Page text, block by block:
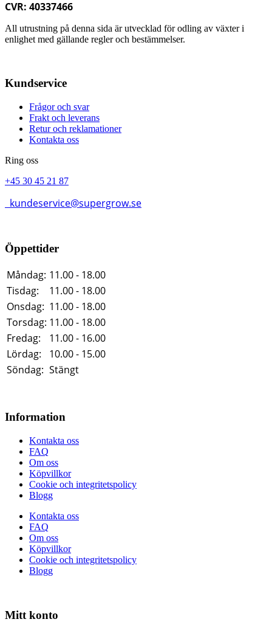
CVR: 40337466
All utrustning på denna sida är utvecklad för odling av växter i
enlighet med gällande regler och bestämmelser.
Kundservice
Frågor och svar
Frakt och leverans
Retur och reklamationer
Kontakta oss
Ring oss
+45 30 45 21 87
kundeservice@supergrow.se
Öppettider
Måndag: 11.00 - 18.00
Tisdag:
11.00 - 18.00
Onsdag: 11.00 - 18.00
Torsdag: 11.00 - 18.00
Fredag:
11.00 - 16.00
Lördag:
10.00 - 15.00
Söndag: Stängt
Information
Kontakta oss
FAQ
Om oss
Köpvillkor
Cookie och integritetspolicy
Blogg
Kontakta oss
FAQ
Om oss
Köpvillkor
Cookie och integritetspolicy
Blogg
Mitt konto